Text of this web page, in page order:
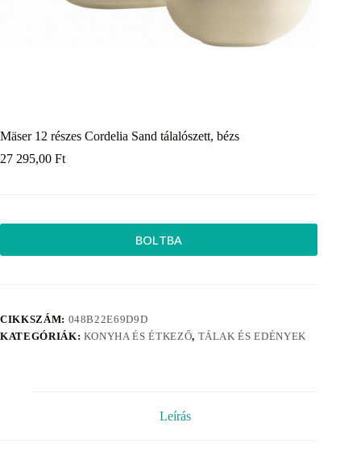
Mäser 12 részes Cordelia Sand tálalószett, bézs
27 295,00 Ft
BOLTBA
CIKKSZÁM: 048B22E69D9D
KATEGÓRIÁK: KONYHA ÉS ÉTKEZŐ, TÁLAK ÉS EDÉNYEK
Leírás